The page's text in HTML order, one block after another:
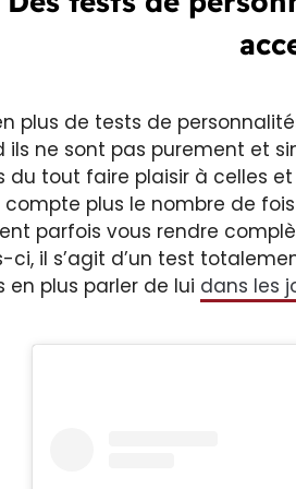
plus de tests de
ils ne sont pas purement et
du tout faire plaisir à celles
compte plus le nombre de
parfois vous rendre
ci, il s’agit d’un test
en plus parler de lui dans les